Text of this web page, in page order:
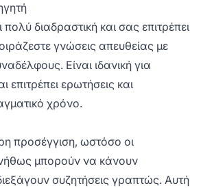
διαδραστική και σας επιτρέπει
γνώσεις απευθείας με
Είναι ιδανική για
επιτρέπει ερωτήσεις και
χρόνο.
προσέγγιση, ωστόσο οι
μπορούν να κάνουν
συζητήσεις γραπτώς. Αυτή